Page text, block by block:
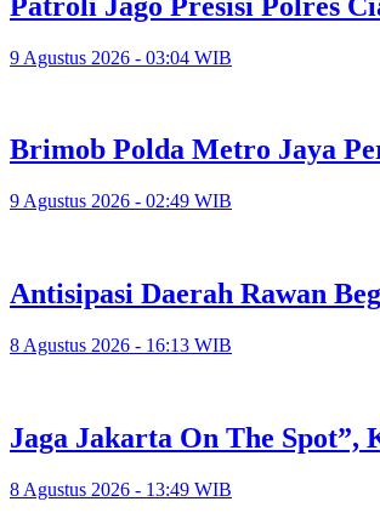
9 Agustus 2026 - 03:04 WIB
Brimob Polda Metro Jaya
9 Agustus 2026 - 02:49 WIB
Antisipasi Daerah Rawan
8 Agustus 2026 - 16:13 WIB
Jaga Jakarta On The Spot”,
8 Agustus 2026 - 13:49 WIB